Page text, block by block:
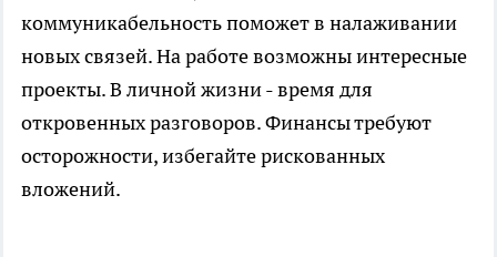
коммуникабельность поможет в налаживании
новых связей. На работе возможны интересные
проекты. В личной жизни - время для
откровенных разговоров. Финансы требуют
осторожности, избегайте рискованных
вложений.